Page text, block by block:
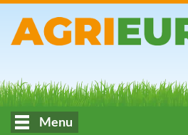
Menu